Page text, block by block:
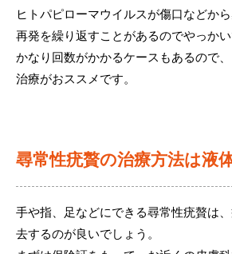
ヒトパピローマウイルスが傷口などか
再発を繰り返すことがあるのでやっかい
かなり回数がかかるケースもあるので
治療がおススメです。
尋常性疣贅の治療方法は液
手や指、足などにできる尋常性疣贅は
去するのが良いでしょう。